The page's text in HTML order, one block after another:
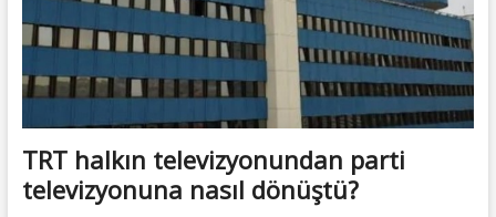
TRT halkın televizyonundan parti
televizyonuna nasıl dönüştü?